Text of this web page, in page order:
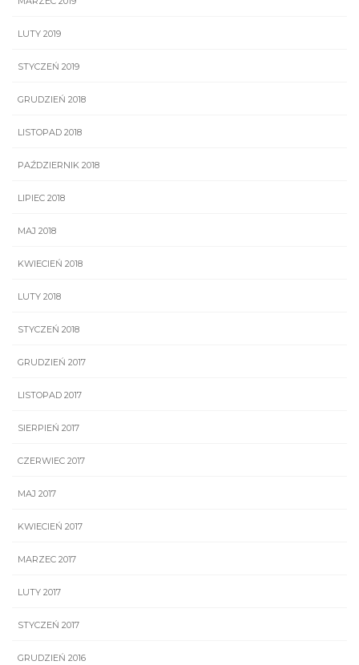
LUTY 2019
STYCZEŃ 2019
GRUDZIEŃ 2018
LISTOPAD 2018
PAŹDZIERNIK 2018
LIPIEC 2018
MAJ 2018
KWIECIEŃ 2018
LUTY 2018
STYCZEŃ 2018
GRUDZIEŃ 2017
LISTOPAD 2017
SIERPIEŃ 2017
CZERWIEC 2017
MAJ 2017
KWIECIEŃ 2017
MARZEC 2017
LUTY 2017
STYCZEŃ 2017
GRUDZIEŃ 2016